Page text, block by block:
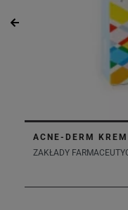
ACNE-DERM
ZAKŁADY